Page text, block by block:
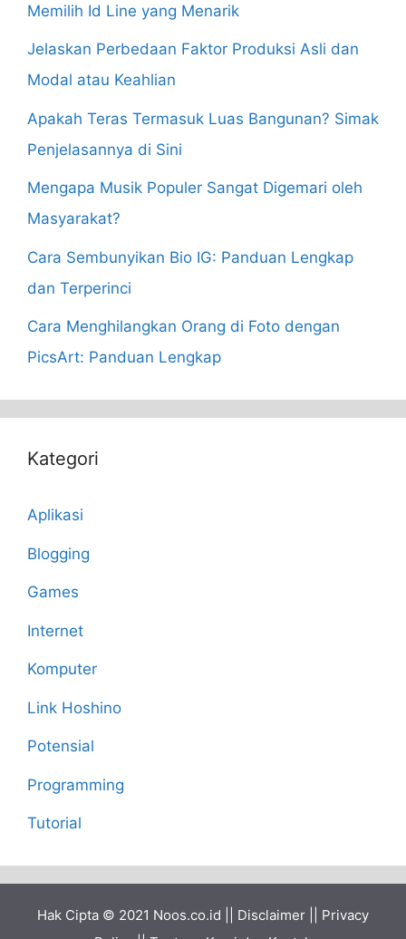
Memilih Id Line yang Menarik
Jelaskan Perbedaan Faktor Produksi Asli dan
Modal atau Keahlian
Apakah Teras Termasuk Luas Bangunan? Simak
Penjelasannya di Sini
Mengapa Musik Populer Sangat Digemari oleh
Masyarakat?
Cara Sembunyikan Bio IG: Panduan Lengkap
dan Terperinci
Cara Menghilangkan Orang di Foto dengan
PicsArt: Panduan Lengkap
Kategori
Aplikasi
Blogging
Games
Internet
Komputer
Link Hoshino
Potensial
Programming
Tutorial
Hak Cipta © 2021 Noos.co.id Disclaimer
Privacy